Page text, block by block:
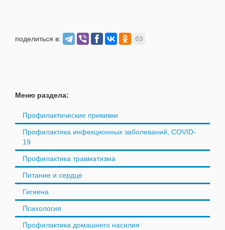
поделиться в:
Меню раздела:
Профилактические прививки
Профилактика инфекционных заболеваний, COVID-
19
Профилактика травматизма
Питание и сердце
Гигиена
Психология
Профилактика домашнего насилия